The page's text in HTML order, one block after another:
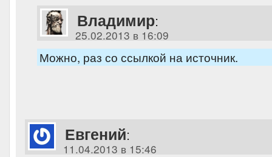
Владимир:
25.02.2013 в 16:09
Можно, раз со ссылкой на источник.
Евгений:
11.04.2013 в 15:46